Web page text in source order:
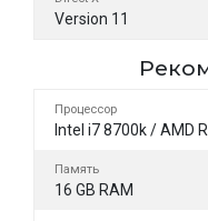
Version 11
Процессор
Intel i7 8700k / AMD
Память
16 GB RAM